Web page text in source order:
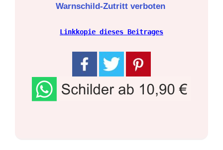
Warnschild-Zutritt verboten
Linkkopie dieses Beitrages